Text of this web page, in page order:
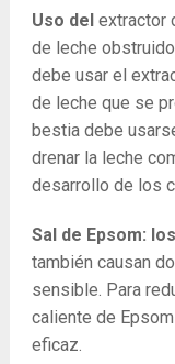
Uso delextractor
de leche
debe usar el
de leche que se
bestia debe
drenar la leche
desarrollo de los
Sal de Epsom: los
también causan
sensible. Para
caliente de
eficaz.